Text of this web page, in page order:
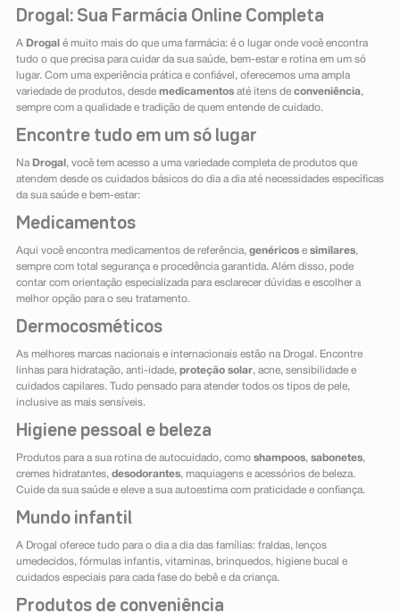
Drogal: Sua Farmácia Online Completa
A Drogal é muito mais do que uma farmácia: é o lugar onde você encontra
tudo o que precisa para cuidar da sua saúde, bem-estar e rotina em um só
lugar. Com uma experiência prática e confiável, oferecemos uma ampla
variedade de produtos, desde medicamentosaté itens de conveniência,
sempre com a qualidade e tradição de quem entende de cuidado.
Encontre tudo em um só lugar
Na Drogal , você tem acesso a uma variedade completa de produtos que
atendem desde os cuidados básicos do dia a dia até necessidades específicas
da sua saúde e bem-estar:
Medicamentos
Aqui você encontra medicamentos de referência, genéricose similares,
sempre com total segurança e procedência garantida. Além disso, pode
contar com orientação especializada para esclarecer dúvidas e escolher a
melhor opção para o seu tratamento.
Dermocosméticos
As melhores marcas nacionais e internacionais estão na Drogal. Encontre
linhas para hidratação, anti-idade, proteção solar, acne, sensibilidade e
cuidados capilares. Tudo pensado para atender todos os tipos de pele,
inclusive as mais sensíveis.
Higiene pessoal e beleza
Produtos para a sua rotina de autocuidado, como shampoos, sabonetes,
cremes hidratantes, desodorantes, maquiagens e acessórios de beleza.
Cuide da sua saúde e eleve a sua autoestima com praticidade e confiança.
Mundo infantil
A Drogal oferece tudo para o dia a dia das famílias: fraldas, lenços
umedecidos, fórmulas infantis, vitaminas, brinquedos, higiene bucal e
cuidados especiais para cada fase do bebê e da criança.
Produtos de conveniência